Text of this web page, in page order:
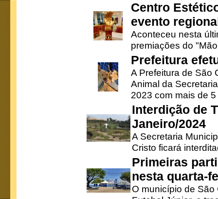
Centro
evento
Aconteceu nesta
premiações do
Prefeitura
A Prefeitura de São
Animal da
2023 com mais de 5
Interdição de
Janeiro/2024
A Secretaria
Cristo ficará
Primeiras
nesta quarta-
O município de